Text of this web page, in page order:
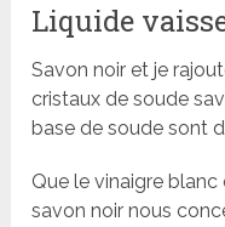
Liquide
Savon noir et je
cristaux de soude
base de soude sont
Que le vinaigre
savon noir nous